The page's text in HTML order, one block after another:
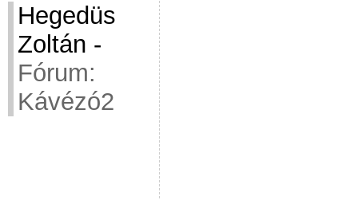
Hegedüs
Zoltán -
Fórum:
Kávézó2